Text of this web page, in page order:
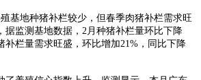
地种猪补栏较少，但春季肉猪补栏需求旺
据监测基地数据，2月种猪补栏量环比下降
补栏量需求旺盛，环比增加21%，同比下降